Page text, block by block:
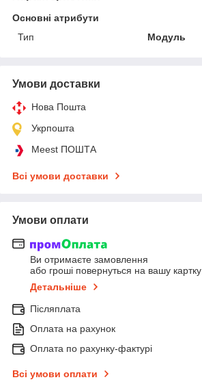
Основні атрибути
Тип
Модуль
Умови доставки
Нова Пошта
Укрпошта
Meest ПОШТА
Всі умови доставки
Умови оплати
Ви отримаєте замовлення
або гроші повернуться на вашу картку
Детальніше
Післяплата
Оплата на рахунок
Оплата по рахунку-фактурі
Всі умови оплати